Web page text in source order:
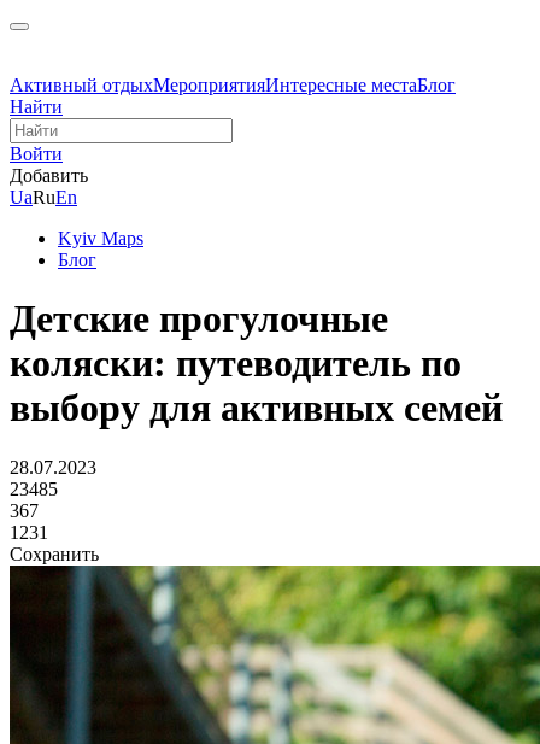
Активный отдыхМероприятияИнтересные местаБлог
Найти
Войти
Добавить
UaRuEn
Kyiv Maps
Блог
Детские прогулочные
коляски: путеводитель по
выбору для активных семей
28.07.2023
23485
367
1231
Сохранить